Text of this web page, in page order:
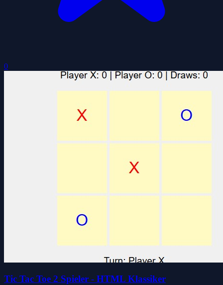
0
Tic Tac Toe 2 Spieler - HTML Klassiker